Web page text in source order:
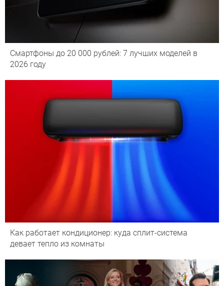
Смартфоны до 20 000 рублей: 7 лучших моделей в
2026 году
Как работает кондиционер: куда сплит-система
девает тепло из комнаты